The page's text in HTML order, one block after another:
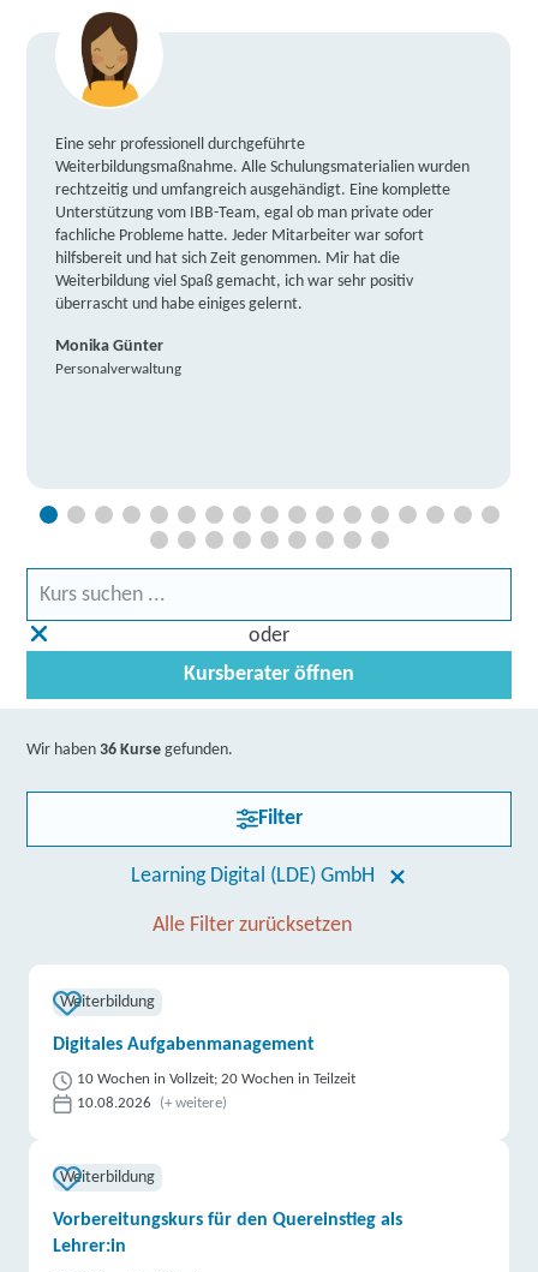
Eine sehr professionell durchgeführte
Weiterbildungsmaßnahme. Alle Schulungsmaterialien wurden
rechtzeitig und umfangreich ausgehändigt. Eine komplette
Unterstützung vom IBB-Team, egal ob man private oder
fachliche Probleme hatte. Jeder Mitarbeiter war sofort
hilfsbereit und hat sich Zeit genommen. Mir hat die
Weiterbildung viel Spaß gemacht, ich war sehr positiv
überrascht und habe einiges gelernt.
Monika Günter
Personalverwaltung
oder
Kursberater öffnen
Wir haben36 Kurse gefunden.
Filter
Learning Digital (LDE) GmbH
Alle Filter zurücksetzen
Weiterbildung
Digitales Aufgabenmanagement
10 Wochen in Vollzeit; 20 Wochen in Teilzeit
10.08.2026
(+ weitere)
Weiterbildung
Vorbereitungskurs für den Quereinstieg als
Lehrer:in